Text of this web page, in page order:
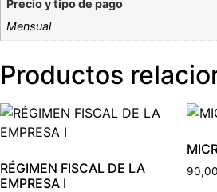
Precio y tipo de pago
Mensual
Productos
RÉGIMEN FISCAL DE LA
EMPRESA I
90,00